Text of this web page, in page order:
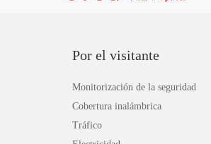
Por el visitante
Monitorización de la seguridad
Cobertura inalámbrica
Tráfico